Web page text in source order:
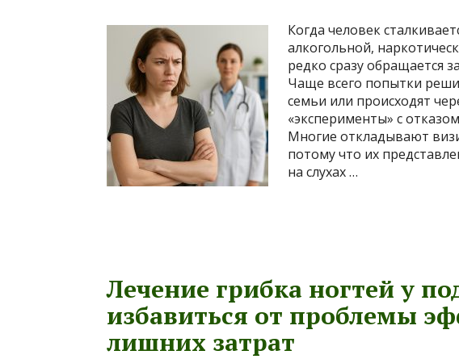
Когда человек
алкогольной,
редко сразу обращается
Чаще всего попытки
семьи или происходят
«эксперименты» с
Многие откладывают
потому что их
на слухах …
Лечение грибка ногтей у
избавиться от проблемы
лишних затрат